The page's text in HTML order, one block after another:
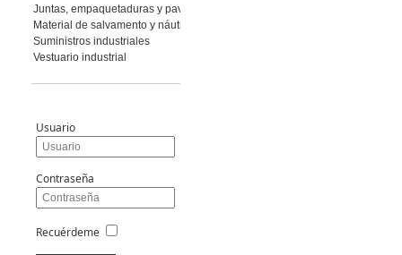
Juntas, empaquetaduras y pavimento
Material de salvamento y náutica
Suministros industriales
Vestuario industrial
Usuario
Contraseña
Recuérdeme